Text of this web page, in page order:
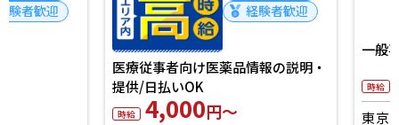
経験者歓迎
医療従事者向け医薬品情報の説明・
4,000円～
一般事務
3,950円～